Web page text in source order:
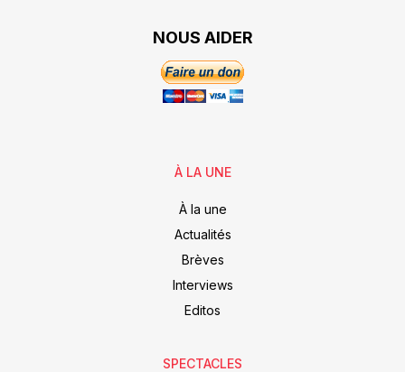
NOUS AIDER
À LA UNE
À la une
Actualités
Brèves
Interviews
Editos
SPECTACLES